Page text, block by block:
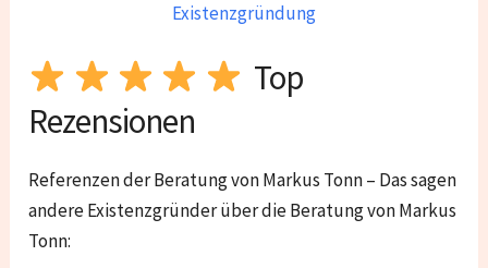
Existenzgründung
Top
Rezensionen
Referenzen der Beratung von Markus Tonn – Das sagen
andere Existenzgründer über die Beratung von Markus
Tonn: